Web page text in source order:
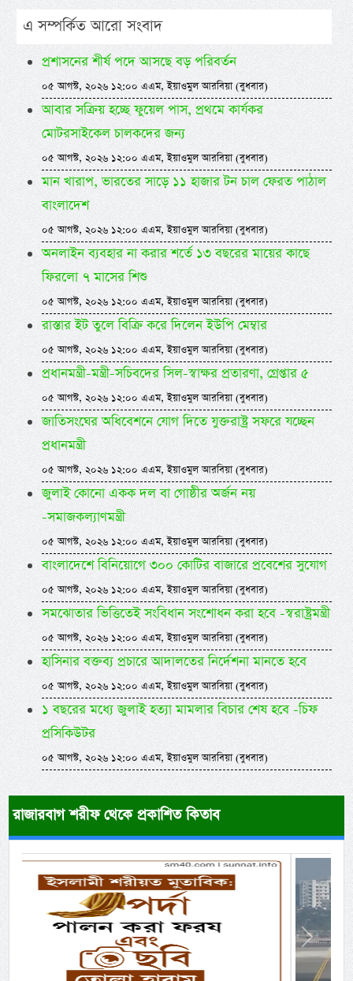
এ সম্পর্কিত আরো সংবাদ
প্রশাসনের শীর্ষ পদে আসছে বড় পরিবর্তন
০৫ আগস্ট, ২০২৬ ১২:০০ এএম, ইয়াওমুল আরবিয়া (বুধবার)
আবার সক্রিয় হচ্ছে ফুয়েল পাস, প্রথমে কার্যকর
মোটরসাইকেল চালকদের জন্য
০৫ আগস্ট, ২০২৬ ১২:০০ এএম, ইয়াওমুল আরবিয়া (বুধবার)
মান খারাপ, ভারতের সাড়ে ১১ হাজার টন চাল ফেরত পাঠাল
বাংলাদেশ
০৫ আগস্ট, ২০২৬ ১২:০০ এএম, ইয়াওমুল আরবিয়া (বুধবার)
অনলাইন ব্যবহার না করার শর্তে ১৩ বছরের মায়ের কাছে
ফিরলো ৭ মাসের শিশু
০৫ আগস্ট, ২০২৬ ১২:০০ এএম, ইয়াওমুল আরবিয়া (বুধবার)
রাস্তার ইট তুলে বিক্রি করে দিলেন ইউপি মেম্বার
০৫ আগস্ট, ২০২৬ ১২:০০ এএম, ইয়াওমুল আরবিয়া (বুধবার)
প্রধানমন্ত্রী-মন্ত্রী-সচিবদের সিল-স্বাক্ষর প্রতারণা, গ্রেপ্তার ৫
০৫ আগস্ট, ২০২৬ ১২:০০ এএম, ইয়াওমুল আরবিয়া (বুধবার)
জাতিসংঘের অধিবেশনে যোগ দিতে যুক্তরাষ্ট্র সফরে যচ্ছেন
প্রধানমন্ত্রী
০৫ আগস্ট, ২০২৬ ১২:০০ এএম, ইয়াওমুল আরবিয়া (বুধবার)
জুলাই কোনো একক দল বা গোষ্ঠীর অর্জন নয়
-সমাজকল্যাণমন্ত্রী
০৫ আগস্ট, ২০২৬ ১২:০০ এএম, ইয়াওমুল আরবিয়া (বুধবার)
বাংলাদেশে বিনিয়োগে ৩০০ কোটির বাজারে প্রবেশের সুযোগ
০৫ আগস্ট, ২০২৬ ১২:০০ এএম, ইয়াওমুল আরবিয়া (বুধবার)
সমঝোতার ভিত্তিতেই সংবিধান সংশোধন করা হবে -স্বরাষ্ট্রমন্ত্রী
০৫ আগস্ট, ২০২৬ ১২:০০ এএম, ইয়াওমুল আরবিয়া (বুধবার)
হাসিনার বক্তব্য প্রচারে আদালতের নির্দেশনা মানতে হবে
০৫ আগস্ট, ২০২৬ ১২:০০ এএম, ইয়াওমুল আরবিয়া (বুধবার)
১ বছরের মধ্যে জুলাই হত্যা মামলার বিচার শেষ হবে -চিফ
প্রসিকিউটর
০৫ আগস্ট, ২০২৬ ১২:০০ এএম, ইয়াওমুল আরবিয়া (বুধবার)
রাজারবাগ শরীফ থেকে প্রকাশিত কিতাব
Next